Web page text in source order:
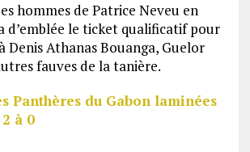
hommes de Patrice Neveu en
d’emblée le ticket qualificatif pour
Denis Athanas Bouanga, Guelor
fauves de la tanière.
Panthères du Gabon laminées
à 0